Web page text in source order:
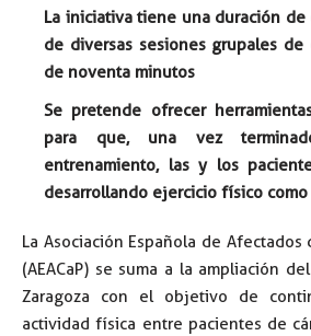
La iniciativa tiene una duración de
de diversas sesiones grupales
de noventa minutos
Se pretende ofrecer
para que, una vez
entrenamiento, las y los
desarrollando ejercicio físico
La Asociación Española de Afectados
(AEACaP) se suma a la ampliación del
Zaragoza con el objetivo de
actividad física entre pacientes de